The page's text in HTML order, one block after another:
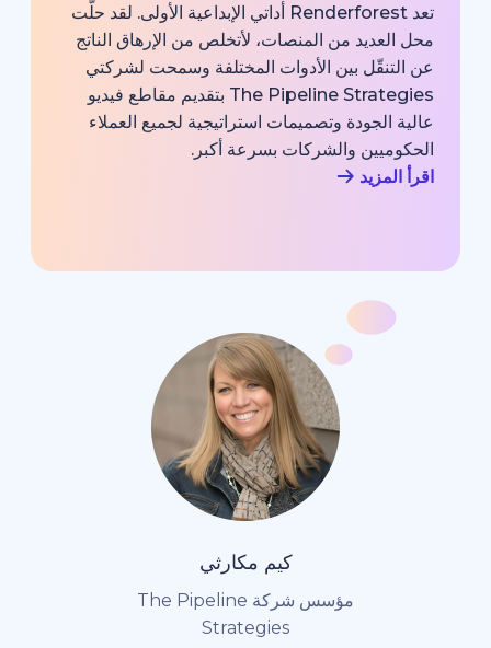
تعد Renderforest أداتي الإبداعية الأولى. لقد حلّت
من المنصات، لأتخلص من الإرهاق الناتج
بين الأدوات المختلفة وسمحت لشركتي
The Pipeline Strategies بتقديم مقاطع فيديو
وتصميمات استراتيجية لجميع العملاء
والشركات بسرعة أكبر.
مؤسس شركة The Pipeline